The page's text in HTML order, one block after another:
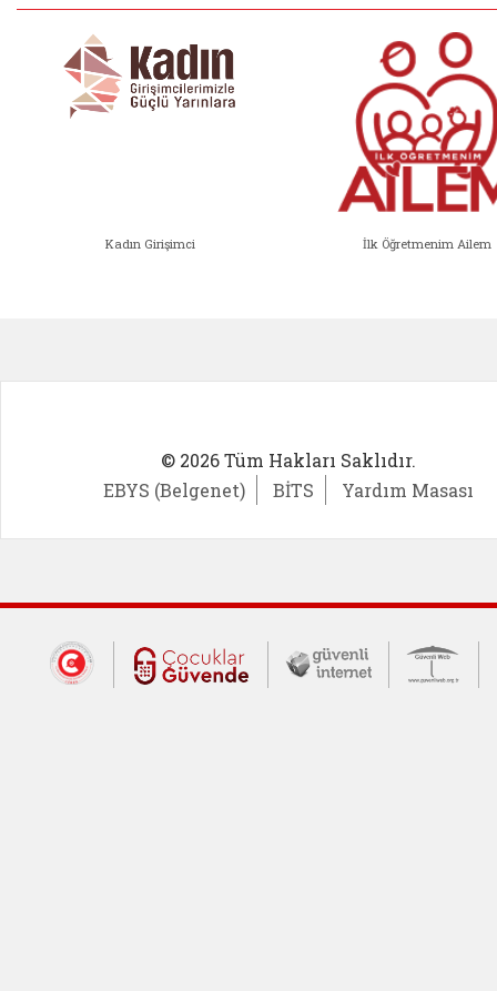
Kadın Girişimci İlk Öğretmenim Ailem
© 2026 Tüm Hakları Saklıdır.
EBYS (Belgenet)
BİTS Yardım Masası
Dış Bağlantılar
Cumhurbaşkanlığı İletişim Merkezi
Çocuklar Güvende (yeni
Güvenli